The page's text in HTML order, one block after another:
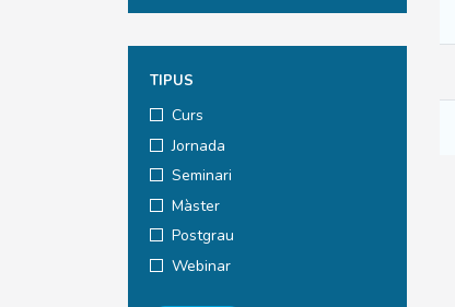
TIPUS
Curs
Jornada
Seminari
Màster
Postgrau
Webinar